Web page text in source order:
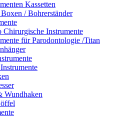
Kassetten
/ Bohrerständer
Chirurgische Instrumente
für Parodontologie /Titan
Wundhaken